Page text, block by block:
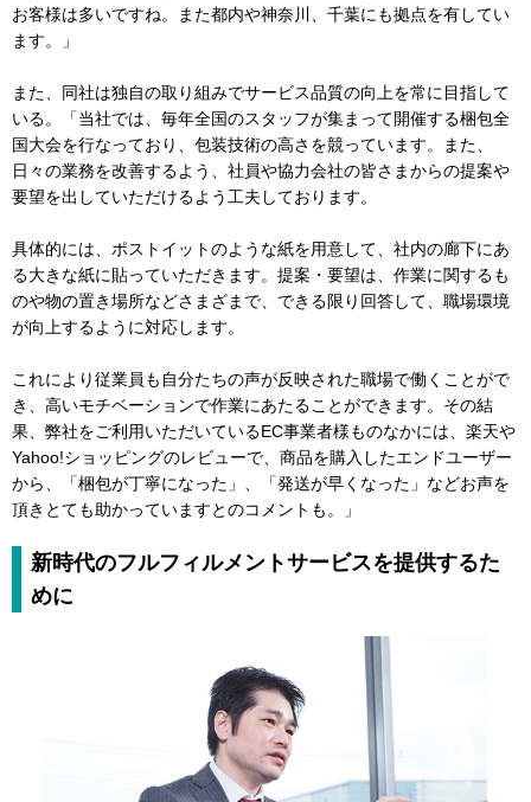
お客様は多いですね。また都内や神奈川、千葉にも拠点を有してい
ます。」
また、同社は独自の取り組みでサービス品質の向上を常に目指して
いる。「当社では、毎年全国のスタッフが集まって開催する梱包全
国大会を行なっており、包装技術の高さを競っています。また、
日々の業務を改善するよう、社員や協力会社の皆さまからの提案や
要望を出していただけるよう工夫しております。
具体的には、ポストイットのような紙を用意して、社内の廊下にあ
る大きな紙に貼っていただきます。提案・要望は、作業に関するも
のや物の置き場所などさまざまで、できる限り回答して、職場環境
が向上するように対応します。
これにより従業員も自分たちの声が反映された職場で働くことがで
き、高いモチベーションで作業にあたることができます。その結
果、弊社をご利用いただいているEC事業者様ものなかには、楽天や
Yahoo!ショッピングのレビューで、商品を購入したエンドユーザー
から、「梱包が丁寧になった」、「発送が早くなった」などお声を
頂きとても助かっていますとのコメントも。」
新時代のフルフィルメントサービスを提供するた
めに